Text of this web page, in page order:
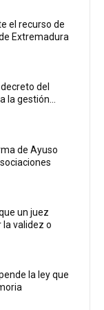
el recurso de
Extremadura
del
la gestión...
de Ayuso
un juez
la validez o
la ley que